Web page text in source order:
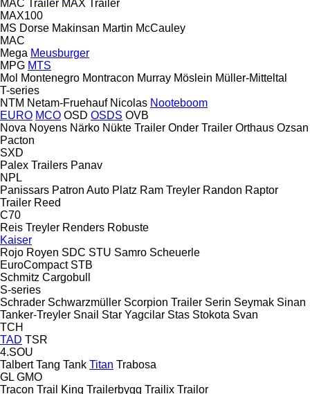
MAC Trailer MAX Trailer
MAX100
MS Dorse Makinsan Martin McCauley
MAC
Mega Meusburger
MPG MTS
Mol Montenegro Montracon Murray Möslein Müller-Mitteltal
T-series
NTM Netam-Fruehauf Nicolas Nooteboom
EURO MCO OSD OSDS OVB
Nova Noyens Närko Nükte Trailer Onder Trailer Orthaus Ozsan
Pacton
SXD
Palex Trailers Panav
NPL
Panissars Patron Auto Platz Ram Treyler Randon Raptor
Trailer Reed
C70
Reis Treyler Renders Robuste
Kaiser
Rojo Royen SDC STU Samro Scheuerle
EuroCompact STB
Schmitz Cargobull
S-series
Schrader Schwarzmüller Scorpion Trailer Serin Seymak Sinan
Tanker-Treyler Snail Star Yagcilar Stas Stokota Svan
TCH
TAD TSR
4.SOU
Talbert Tang Tank Titan Trabosa
GL GMO
Tracon Trail King Trailerbygg Trailix Trailor